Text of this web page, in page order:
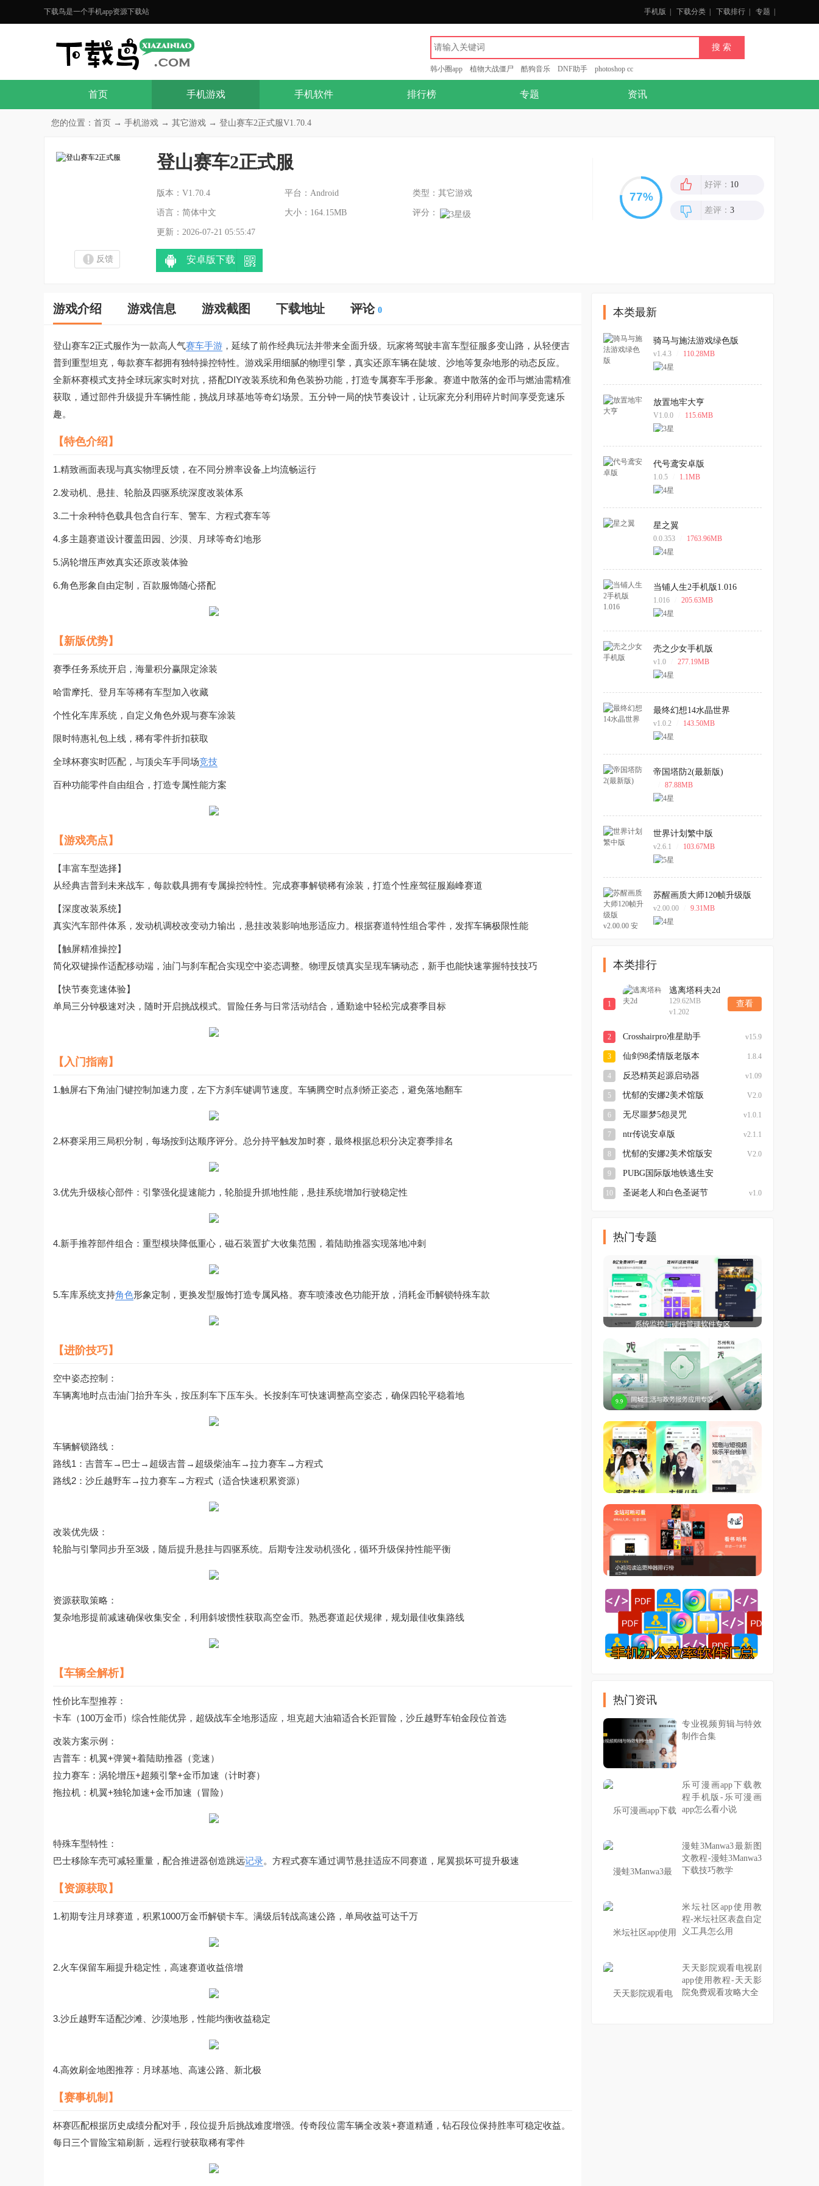
下载鸟是一个手机app资源下载站 手机版 下载分类 下载排行 专题
韩小圈app 植物大战僵尸 酷狗音乐 DNF助手 photoshop cc
首页 手机游戏 手机软件 排行榜 专题 资讯
您的位置： 首页 → 手机游戏 → 其它游戏 → 登山赛车2正式服V1.70.4
登山赛车2正式服
版本：V1.70.4 平台：Android 类型：其它游戏
语言：简体中文 大小：164.15MB 评分：
更新：2026-07-21 05:55:47
反馈 安卓版下载
好评： 10
差评： 3
游戏介绍 游戏信息 游戏截图 下载地址 评论 0
登山赛车2正式服作为一款高人气赛车手游 ，延续了前作经典玩法并带来全面升级。玩家将驾驶丰富车型征服多变山路，从轻便吉
普到重型坦克，每款赛车都拥有独特操控特性。游戏采用细腻的物理引擎，真实还原车辆在陡坡、沙地等复杂地形的动态反应。
全新杯赛模式支持全球玩家实时对抗，搭配DIY改装系统和角色装扮功能，打造专属赛车手形象。赛道中散落的金币与燃油需精准
获取，通过部件升级提升车辆性能，挑战月球基地等奇幻场景。五分钟一局的快节奏设计，让玩家充分利用碎片时间享受竞速乐
趣。
【特色介绍】
1.精致画面表现与真实物理反馈，在不同分辨率设备上均流畅运行
2.发动机、悬挂、轮胎及四驱系统深度改装体系
3.二十余种特色载具包含自行车、警车、方程式赛车等
4.多主题赛道设计覆盖田园、沙漠、月球等奇幻地形
5.涡轮增压声效真实还原改装体验
6.角色形象自由定制，百款服饰随心搭配
【新版优势】
赛季任务系统开启，海量积分赢限定涂装
哈雷摩托、登月车等稀有车型加入收藏
个性化车库系统，自定义角色外观与赛车涂装
限时特惠礼包上线，稀有零件折扣获取
全球杯赛实时匹配，与顶尖车手同场竞技
百种功能零件自由组合，打造专属性能方案
【游戏亮点】
【丰富车型选择】
从经典吉普到未来战车，每款载具拥有专属操控特性。完成赛事解锁稀有涂装，打造个性座驾征服巅峰赛道
【深度改装系统】
真实汽车部件体系，发动机调校改变动力输出，悬挂改装影响地形适应力。根据赛道特性组合零件，发挥车辆极限性能
【触屏精准操控】
简化双键操作适配移动端，油门与刹车配合实现空中姿态调整。物理反馈真实呈现车辆动态，新手也能快速掌握特技技巧
【快节奏竞速体验】
单局三分钟极速对决，随时开启挑战模式。冒险任务与日常活动结合，通勤途中轻松完成赛季目标
【入门指南】
1.触屏右下角油门键控制加速力度，左下方刹车键调节速度。车辆腾空时点刹矫正姿态，避免落地翻车
2.杯赛采用三局积分制，每场按到达顺序评分。总分持平触发加时赛，最终根据总积分决定赛季排名
3.优先升级核心部件：引擎强化提速能力，轮胎提升抓地性能，悬挂系统增加行驶稳定性
4.新手推荐部件组合：重型模块降低重心，磁石装置扩大收集范围，着陆助推器实现落地冲刺
5.车库系统支持角色形象定制，更换发型服饰打造专属风格。赛车喷漆改色功能开放，消耗金币解锁特殊车款
【进阶技巧】
空中姿态控制：
车辆离地时点击油门抬升车头，按压刹车下压车头。长按刹车可快速调整高空姿态，确保四轮平稳着地
车辆解锁路线：
路线1：吉普车→巴士→超级吉普→超级柴油车→拉力赛车→方程式
路线2：沙丘越野车→拉力赛车→方程式（适合快速积累资源）
改装优先级：
轮胎与引擎同步升至3级，随后提升悬挂与四驱系统。后期专注发动机强化，循环升级保持性能平衡
资源获取策略：
复杂地形提前减速确保收集安全，利用斜坡惯性获取高空金币。熟悉赛道起伏规律，规划最佳收集路线
【车辆全解析】
性价比车型推荐：
卡车（100万金币）综合性能优异，超级战车全地形适应，坦克超大油箱适合长距冒险，沙丘越野车铂金段位首选
改装方案示例：
吉普车：机翼+弹簧+着陆助推器（竞速）
拉力赛车：涡轮增压+超频引擎+金币加速（计时赛）
拖拉机：机翼+独轮加速+金币加速（冒险）
特殊车型特性：
巴士移除车壳可减轻重量，配合推进器创造跳远记录。方程式赛车通过调节悬挂适应不同赛道，尾翼损坏可提升极速
【资源获取】
1.初期专注月球赛道，积累1000万金币解锁卡车。满级后转战高速公路，单局收益可达千万
2.火车保留车厢提升稳定性，高速赛道收益倍增
3.沙丘越野车适配沙滩、沙漠地形，性能均衡收益稳定
4.高效刷金地图推荐：月球基地、高速公路、新北极
【赛事机制】
杯赛匹配根据历史成绩分配对手，段位提升后挑战难度增强。传奇段位需车辆全改装+赛道精通，钻石段位保持胜率可稳定收益。
每日三个冒险宝箱刷新，远程行驶获取稀有零件
本类最新
骑马与施法游戏绿色版
v1.4.3 110.28MB
放置地牢大亨
V1.0.0 115.6MB
代号鸢安卓版
1.0.5 1.1MB
星之翼
0.0.353 1763.96MB
当铺人生2手机版1.016
1.016 205.63MB
壳之少女手机版
v1.0 277.19MB
最终幻想14水晶世界
v1.0.2 143.50MB
帝国塔防2(最新版)
87.88MB
世界计划繁中版
v2.6.1 103.67MB
苏醒画质大师120帧升级版
v2.00.00 安卓版
v2.00.00 9.31MB
本类排行
1
逃离塔科夫2d
129.62MB
v1.202
查看
2 Crosshairpro准星助手 v15.9
3 仙剑98柔情版老版本 1.8.4
4 反恐精英起源启动器 v1.09
5 忧郁的安娜2美术馆版 V2.0
6 无尽噩梦5怨灵咒 v1.0.1
7 ntr传说安卓版 v2.1.1
8
忧郁的安娜2美术馆版安
V2.0
9
PUBG国际版地铁逃生安
10 圣诞老人和白色圣诞节 v1.0
热门专题
热门资讯
专业视频剪辑与特效
制作合集
乐可漫画app下载教
程手机版-乐可漫画
app怎么看小说
漫蛙3Manwa3最新图
文教程-漫蛙3Manwa3
下载技巧教学
米坛社区app使用教
程-米坛社区表盘自定
义工具怎么用
天天影院观看电视剧
app使用教程-天天影
院免费观看攻略大全